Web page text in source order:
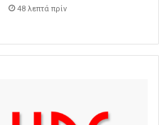
48 λεπτά πρίν